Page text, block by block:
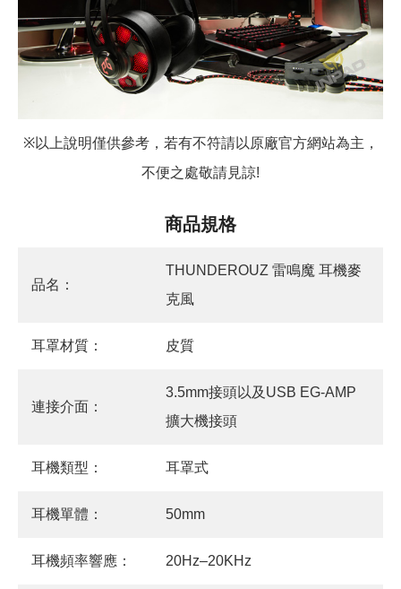
※以上說明僅供參考，若有不符請以原廠官方網站為主，
不便之處敬請見諒!
商品規格
品名：
THUNDEROUZ 雷鳴魔 耳機麥
克風
耳罩材質： 皮質
連接介面：
3.5mm接頭以及USB EG-AMP
擴大機接頭
耳機類型： 耳罩式
耳機單體： 50mm
耳機頻率響應： 20Hz–20KHz